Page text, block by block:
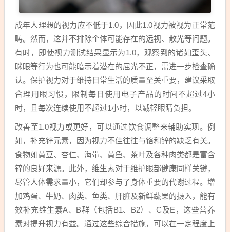
成年人理想的视力应不低于1.0，因此1.0视力被视为正常范
畴。然而，这并不排除个体可能存在的远视、散光等问题。
有时，即使视力测试结果显示为1.0，观察到的诸如歪头、
眯眼等行为也可能暗示着潜在的屈光不正，需进一步检查确
认。保护视力对于维持日常生活的质量至关重要，建议采取
合理用眼习惯，限制每日使用电子产品的时间不超过4小
时，且每次连续使用不超过1小时，以减轻眼睛负担。
改善至1.0视力或更好，可以通过饮食调整来辅助实现。例
如，补充锌元素，因为视力不佳往往与铬和锌的缺乏有关。
食物如黄豆、杏仁、海带、黄鱼、茶叶及各种肉类都是富含
锌的良好来源。此外，维生素对于维护眼部健康同样关键，
尽管人体需求量小，它们却参与了身体重要的代谢过程。增
加鸡蛋、牛奶、肉类、鱼类、肝脏及新鲜蔬果的摄入，能有
效补充维生素A、B群（包括B1、B2）、C及E，这些营养
素对提升视力有益。通过这些综合措施，可以在一定程度上